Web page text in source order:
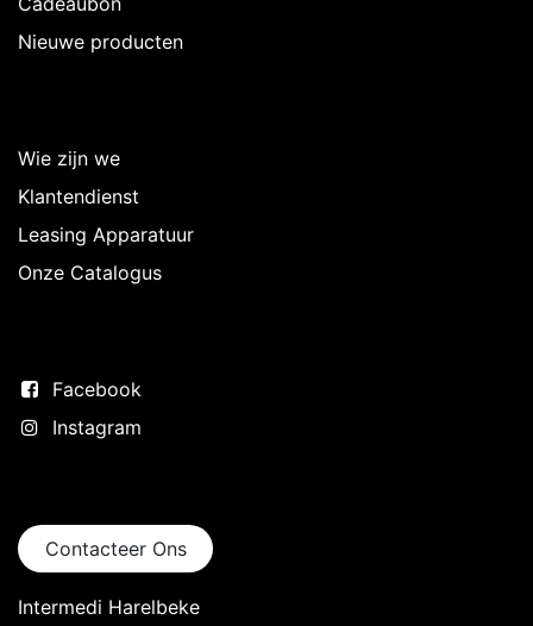
Nieuwe producten
Wie zijn we
Klantendienst
Leasing Apparatuur
Onze Catalogus
Facebook
Instagram
Contacteer Ons
Intermedi Harelbeke